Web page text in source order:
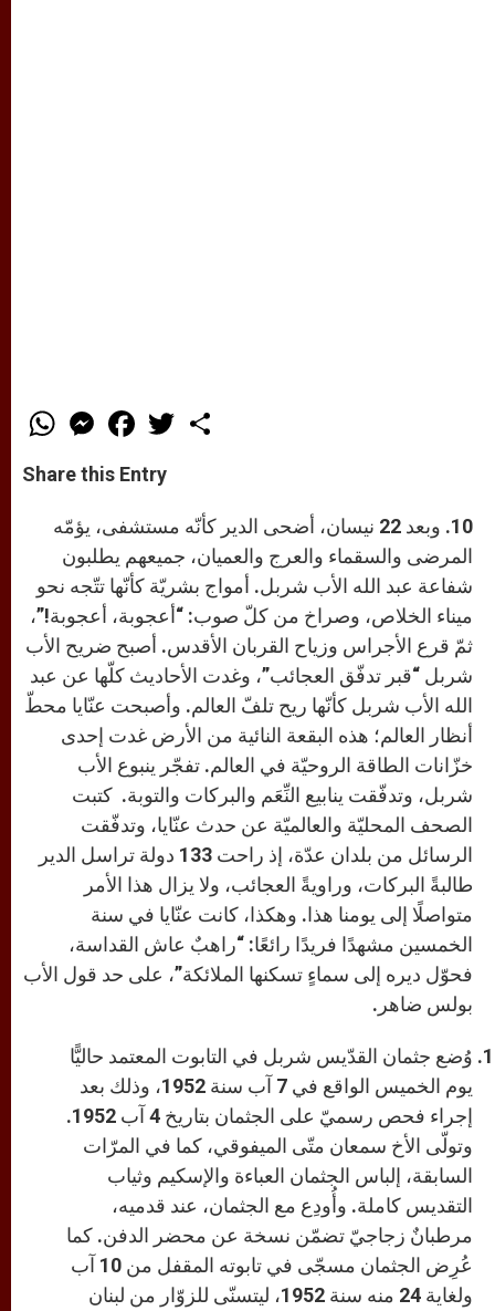
W
h
t
s
p
p
M
e
s
e
e
r
F
a
e
b
o
k
w
Share this Entry
10. وبعد 22 نيسان، أضحى الدير كأنّه مستشفى، يؤمّه
المرضى والسقماء والعرج والعميان، جميعهم يطلبون
شفاعة عبد الله الأب شربل. أمواج بشريّة كأنّها تتّجه نحو
ميناء الخلاص، وصراخ من كلّ صوب: “أعجوبة، أعجوبة!”،
ثمّ قرع الأجراس وزياح القربان الأقدس. أصبح ضريح الأب
شربل “قبر تدفّق العجائب”، وغدت الأحاديث كلّها عن عبد
الله الأب شربل كأنّها ريح تلفّ العالم. وأصبحت عنّايا محطّ
أنظار العالم؛ هذه البقعة النائية من الأرض غدت إحدى
خزّانات الطاقة الروحيّة في العالم. تفجّر ينبوع الأب
شربل، وتدفّقت ينابيع النِّعَم والبركات والتوبة. كتبت
الصحف المحليّة والعالميّة عن حدث عنّايا، وتدفّقت
الرسائل من بلدان عدّة، إذ راحت 133 دولة تراسل الدير
طالبةً البركات، وراويةً العجائب، ولا يزال هذا الأمر
متواصلًا إلى يومنا هذا. وهكذا، كانت عنّايا في سنة
الخمسين مشهدًا فريدًا رائعًا: “راهبٌ عاش القداسة،
فحوّل ديره إلى سماءٍ تسكنها الملائكة”، على حد قول الأب
بولس ضاهر.
وُضع جثمان القدّيس شربل في التابوت المعتمد حاليًّا
يوم الخميس الواقع في 7 آب سنة 1952، وذلك بعد
إجراء فحص رسميّ على الجثمان بتاريخ 4 آب 1952.
وتولّى الأخ سمعان متّى الميفوقي، كما في المرّات
السابقة، إلباس الجثمان العباءة والإسكيم وثياب
التقديس كاملة. وأُودِع مع الجثمان، عند قدميه،
مرطبانٌ زجاجيّ تضمّن نسخة عن محضر الدفن. كما
عُرِض الجثمان مسجّى في تابوته المقفل من 10 آب
ولغاية 24 منه سنة 1952، ليتسنّى للزوّار من لبنان